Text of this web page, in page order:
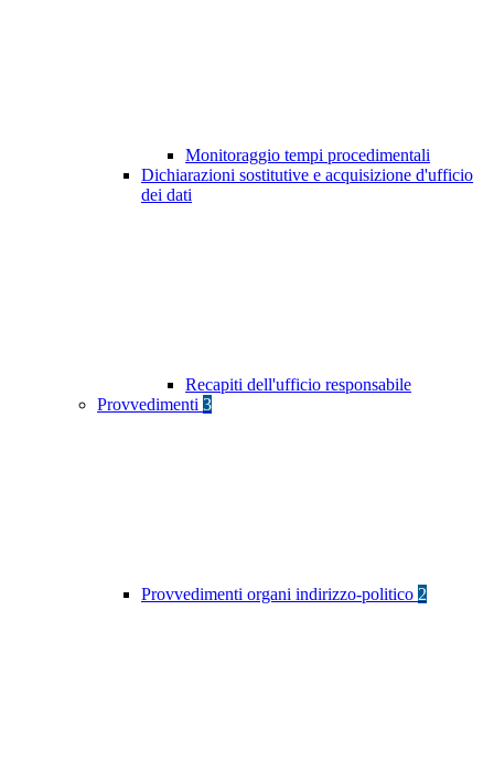
Monitoraggio tempi procedimentali
Dichiarazioni sostitutive e acquisizione d'ufficio
dei dati
Recapiti dell'ufficio responsabile
Provvedimenti 3
Provvedimenti organi indirizzo-politico 2